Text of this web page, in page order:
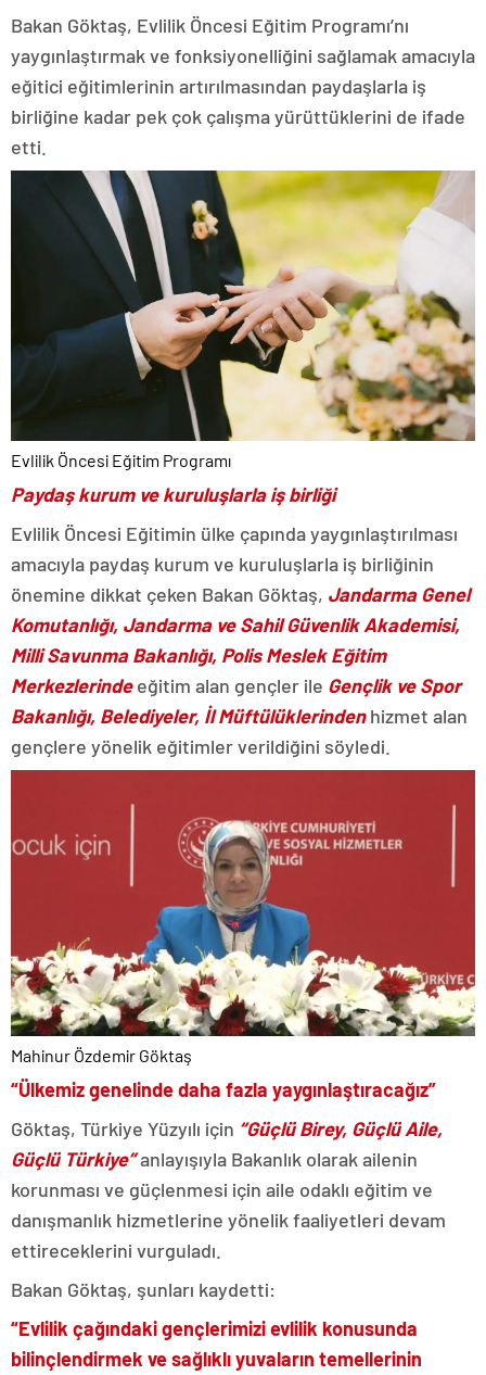
Bakan Göktaş, Evlilik Öncesi Eğitim Programı’nı
yaygınlaştırmak ve fonksiyonelliğini sağlamak amacıyla
eğitici eğitimlerinin artırılmasından paydaşlarla iş
birliğine kadar pek çok çalışma yürüttüklerini de ifade
etti.
Evlilik Öncesi Eğitim Programı
Paydaş kurum ve kuruluşlarla iş birliği
Evlilik Öncesi Eğitimin ülke çapında yaygınlaştırılması
amacıyla paydaş kurum ve kuruluşlarla iş birliğinin
önemine dikkat çeken Bakan Göktaş, Jandarma Genel
Komutanlığı, Jandarma ve Sahil Güvenlik Akademisi,
Milli Savunma Bakanlığı, Polis Meslek Eğitim
Merkezlerindeeğitim alan gençler ile Gençlik ve Spor
Bakanlığı, Belediyeler, İl Müftülüklerindenhizmet alan
gençlere yönelik eğitimler verildiğini söyledi.
Mahinur Özdemir Göktaş
“Ülkemiz genelinde daha fazla yaygınlaştıracağız”
Göktaş, Türkiye Yüzyılı için “Güçlü Birey, Güçlü Aile,
Güçlü Türkiye”anlayışıyla Bakanlık olarak ailenin
korunması ve güçlenmesi için aile odaklı eğitim ve
danışmanlık hizmetlerine yönelik faaliyetleri devam
ettireceklerini vurguladı.
Bakan Göktaş, şunları kaydetti:
“Evlilik çağındaki gençlerimizi evlilik konusunda
bilinçlendirmek ve sağlıklı yuvaların temellerinin